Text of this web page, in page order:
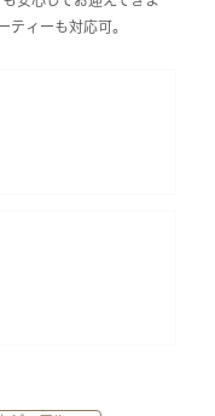
ティーも対応可。